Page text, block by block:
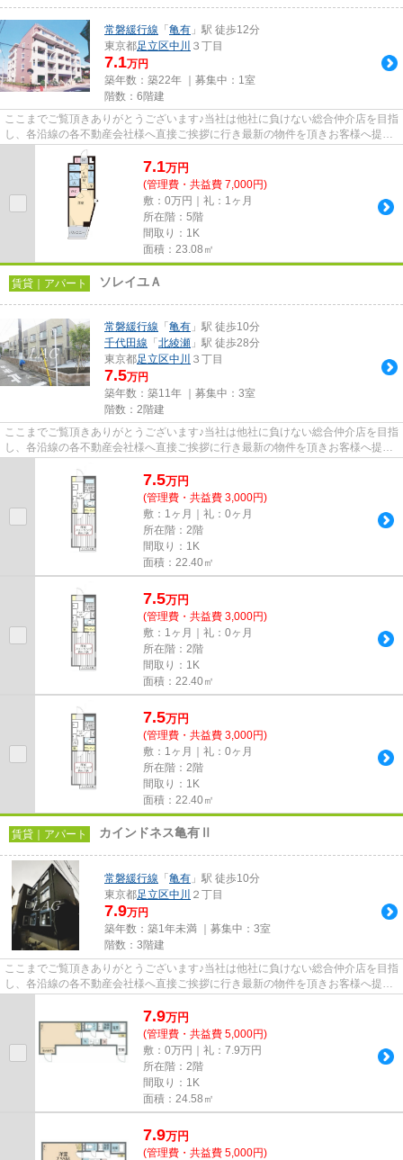
常磐緩行線 「 亀有 」駅 徒歩12分
東京都足立区中川 ３丁目
7.1万円
築年数：築22年 ｜募集中： 1室
階数：6階建
ここまでご覧頂きありがとうございます♪当社は他社に負けない総合仲介店を目指
し、各沿線の各不動産会社様へ直接ご挨拶に行き最新の物件を頂きお客様へ提供
しております！最新の情報は...
7.1万円
(管理費・共益費 7,000円)
敷：0万円｜礼：1ヶ月
所在階：5階
間取り：1K
面積：23.08㎡
賃貸｜アパート ソレイユＡ
常磐緩行線 「 亀有 」駅 徒歩10分
千代田線 「 北綾瀬 」駅 徒歩28分
東京都足立区中川 ３丁目
7.5万円
築年数：築11年 ｜募集中： 3室
階数：2階建
ここまでご覧頂きありがとうございます♪当社は他社に負けない総合仲介店を目指
し、各沿線の各不動産会社様へ直接ご挨拶に行き最新の物件を頂きお客様へ提供
7.5万円
(管理費・共益費 3,000円)
敷：1ヶ月｜礼：0ヶ月
所在階：2階
間取り：1K
面積：22.40㎡
7.5万円
(管理費・共益費 3,000円)
敷：1ヶ月｜礼：0ヶ月
所在階：2階
間取り：1K
面積：22.40㎡
7.5万円
(管理費・共益費 3,000円)
敷：1ヶ月｜礼：0ヶ月
所在階：2階
間取り：1K
面積：22.40㎡
賃貸｜アパート カインドネス亀有Ⅱ
常磐緩行線 「 亀有 」駅 徒歩10分
東京都足立区中川 ２丁目
7.9万円
築年数：築1年未満 ｜募集中： 3室
階数：3階建
ここまでご覧頂きありがとうございます♪当社は他社に負けない総合仲介店を目指
し、各沿線の各不動産会社様へ直接ご挨拶に行き最新の物件を頂きお客様へ提供
7.9万円
(管理費・共益費 5,000円)
敷：0万円｜礼：7.9万円
所在階：2階
間取り：1K
面積：24.58㎡
7.9万円
(管理費・共益費 5,000円)